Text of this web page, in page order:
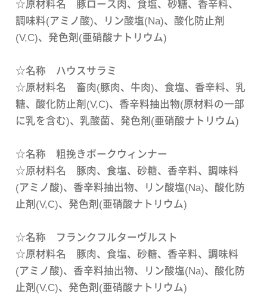
☆原材料名 豚ロース肉、食塩、砂糖、香辛料、
調味料(アミノ酸)、リン酸塩(Na)、酸化防止剤
(V,C)、発色剤(亜硝酸ナトリウム)
☆名称 ハウスサラミ
☆原材料名 畜肉(豚肉、牛肉)、食塩、香辛料、乳
糖、酸化防止剤(V,C)、香辛料抽出物(原材料の一部
に乳を含む)、乳酸菌、発色剤(亜硝酸ナトリウム)
☆名称 粗挽きポークウィンナー
☆原材料名 豚肉、食塩、砂糖、香辛料、調味料
(アミノ酸)、香辛料抽出物、リン酸塩(Na)、酸化防
止剤(V,C)、発色剤(亜硝酸ナトリウム)
☆名称 フランクフルターヴルスト
☆原材料名 豚肉、食塩、砂糖、香辛料、調味料
(アミノ酸)、香辛料抽出物、リン酸塩(Na)、酸化防
止剤(V,C)、発色剤(亜硝酸ナトリウム)